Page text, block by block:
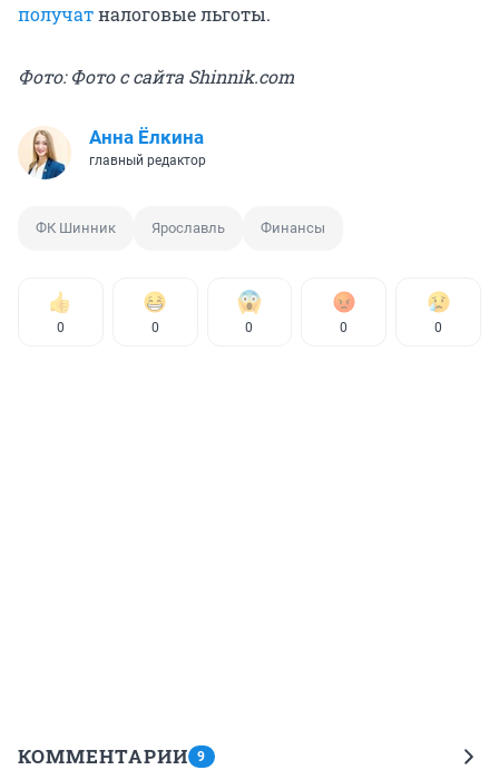
получатналоговые льготы.
Фото: Фото с сайта Shinnik.com
Анна Ёлкина
главный редактор
ФК Шинник Ярославль Финансы
0 0 0 0 0
КОММЕНТАРИИ 9